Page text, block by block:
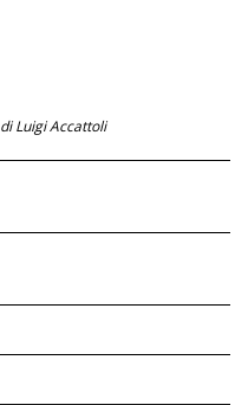
di Luigi Accattoli